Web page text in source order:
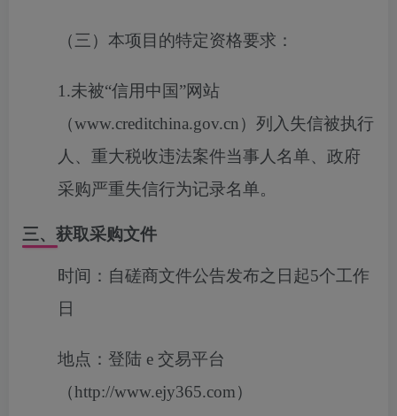
（三）本项目的特定资格要求：
1.未被“信用中国”网站
（www.creditchina.gov.cn）列入失信被执行
人、重大税收违法案件当事人名单、政府
采购严重失信行为记录名单。
三、获取采购文件
时间： 自磋商文件公告发布之日起5个工作
日
地点： 登陆 e 交易平台
（http://www.ejy365.com）